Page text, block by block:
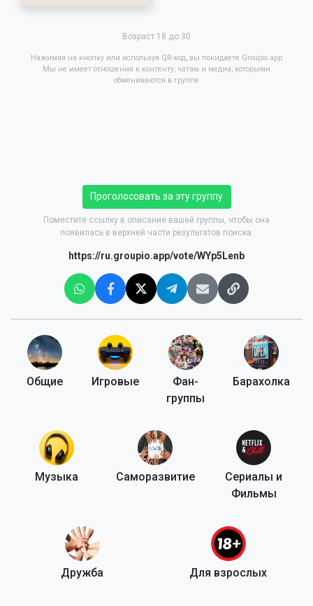
Возраст 18 до 30
Нажимая на кнопку или используя QR-код, вы покидаете Groupio.app
Мы не имеет отношения к контенту, чатам и медиа, которыми
обмениваются в группе
Проголосовать за эту группу
Поместите ссылку в описание вашей группы, чтобы она
появилась в верхней части результатов поиска.
https://ru.groupio.app/vote/WYp5Lenb
Общие Игровые
Фан-
группы
Барахолка
Музыка Саморазвитие
Сериалы и
Фильмы
Дружба Для взрослых